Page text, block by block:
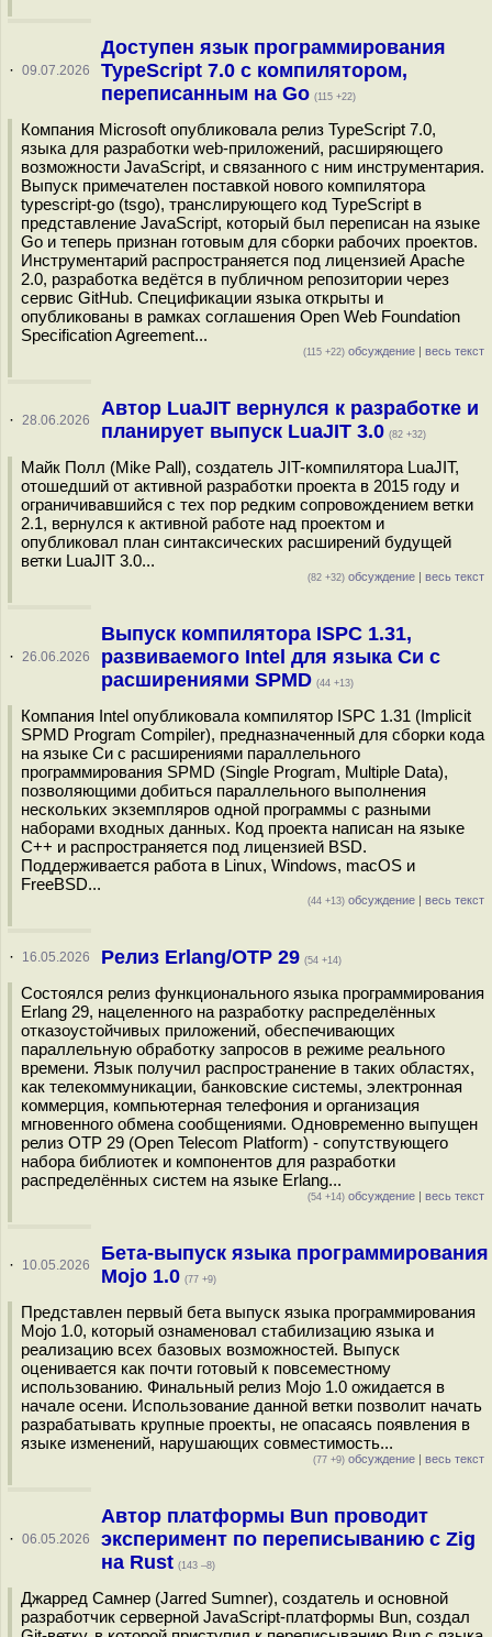
· 09.07.2026
Доступен язык программирования
TypeScript 7.0 с компилятором,
переписанным на Go (115 +22)
Компания Microsoft опубликовала релиз TypeScript 7.0,
языка для разработки web-приложений, расширяющего
возможности JavaScript, и связанного с ним инструментария.
Выпуск примечателен поставкой нового компилятора
typescript-go (tsgo), транслирующего код TypeScript в
представление JavaScript, который был переписан на языке
Go и теперь признан готовым для сборки рабочих проектов.
Инструментарий распространяется под лицензией Apache
2.0, разработка ведётся в публичном репозитории через
сервис GitHub. Спецификации языка открыты и
опубликованы в рамках соглашения Open Web Foundation
Specification Agreement...
(115 +22) обсуждение | весь текст
· 28.06.2026
Автор LuaJIT вернулся к разработке и
планирует выпуск LuaJIT 3.0 (82 +32)
Майк Полл (Mike Pall), создатель JIT-компилятора LuaJIT,
отошедший от активной разработки проекта в 2015 году и
ограничивавшийся с тех пор редким сопровождением ветки
2.1, вернулся к активной работе над проектом и
опубликовал план синтаксических расширений будущей
ветки LuaJIT 3.0...
(82 +32) обсуждение | весь текст
· 26.06.2026
Выпуск компилятора ISPC 1.31,
развиваемого Intel для языка Си с
расширениями SPMD (44 +13)
Компания Intel опубликовала компилятор ISPC 1.31 (Implicit
SPMD Program Compiler), предназначенный для сборки кода
на языке Си с расширениями параллельного
программирования SPMD (Single Program, Multiple Data),
позволяющими добиться параллельного выполнения
нескольких экземпляров одной программы с разными
наборами входных данных. Код проекта написан на языке
С++ и распространяется под лицензией BSD.
Поддерживается работа в Linux, Windows, macOS и
FreeBSD...
(44 +13) обсуждение | весь текст
· 16.05.2026 Релиз Erlang/OTP 29 (54 +14)
Состоялся релиз функционального языка программирования
Erlang 29, нацеленного на разработку распределённых
отказоустойчивых приложений, обеспечивающих
параллельную обработку запросов в режиме реального
времени. Язык получил распространение в таких областях,
как телекоммуникации, банковские системы, электронная
коммерция, компьютерная телефония и организация
мгновенного обмена сообщениями. Одновременно выпущен
релиз OTP 29 (Open Telecom Platform) - сопутствующего
набора библиотек и компонентов для разработки
распределённых систем на языке Erlang...
(54 +14) обсуждение | весь текст
· 10.05.2026
Бета-выпуск языка программирования
Mojo 1.0 (77 +9)
Представлен первый бета выпуск языка программирования
Mojo 1.0, который ознаменовал стабилизацию языка и
реализацию всех базовых возможностей. Выпуск
оценивается как почти готовый к повсеместному
использованию. Финальный релиз Mojo 1.0 ожидается в
начале осени. Использование данной ветки позволит начать
разрабатывать крупные проекты, не опасаясь появления в
языке изменений, нарушающих совместимость...
(77 +9) обсуждение | весь текст
· 06.05.2026
Автор платформы Bun проводит
эксперимент по переписыванию с Zig
на Rust (143 –8)
Джарред Самнер (Jarred Sumner), создатель и основной
разработчик серверной JavaScript-платформы Bun, создал